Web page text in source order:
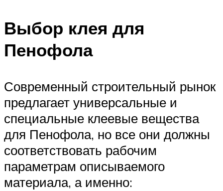
Выбор клея для
Пенофола
Современный строительный рынок
предлагает универсальные и
специальные клеевые вещества
для Пенофола, но все они должны
соответствовать рабочим
параметрам описываемого
материала, а именно: